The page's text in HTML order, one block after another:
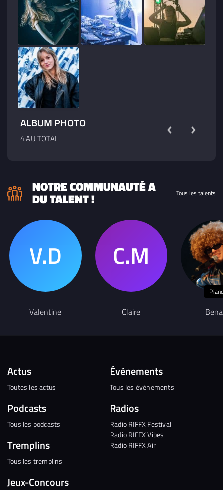
ALBUM PHOTO
4 AU TOTAL
NOTRE COMMUNAUTÉ A
DU TALENT ! Tous les talents
Valentine Claire
Actus
Toutes les actus
Podcasts
Tous les podcasts
Tremplins
Tous les tremplins
Jeux-Concours
Évènements
Tous les évènements
Radios
Radio RIFFX Festival
Radio RIFFX Vibes
Radio RIFFX Air